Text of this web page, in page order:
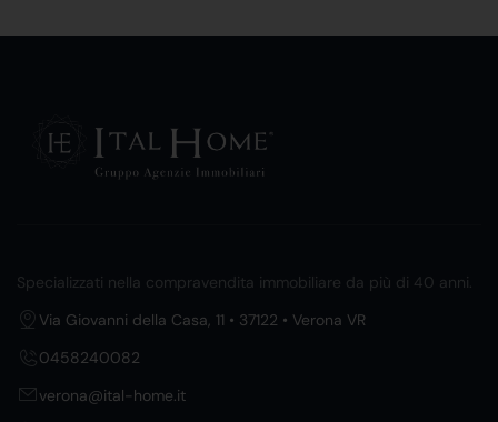
Specializzati nella compravendita immobiliare da più di 40 anni.
Via Giovanni della Casa, 11 • 37122 • Verona VR
0458240082
verona@ital-home.it